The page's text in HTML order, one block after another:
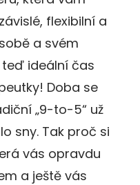
flexibilní a
a svém
ideální čas
Doba se
„9-to-5“ už
sny. Tak proč si
vás opravdu
a ještě vás